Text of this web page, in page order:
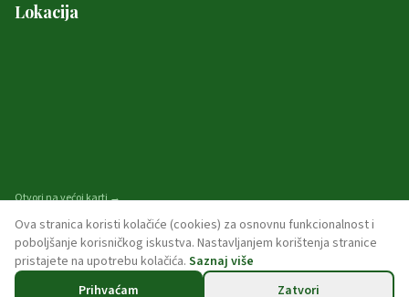
Lokacija
Otvori na većoj karti →
© 2026 opcina-garcin. Sva prava pridržana.
Ova stranica koristi kolačiće (cookies) za osnovnu funkcionalnost i
poboljšanje korisničkog iskustva. Nastavljanjem korištenja stranice
pristajete na upotrebu kolačića. Saznaj više
Prihvaćam
Zatvori